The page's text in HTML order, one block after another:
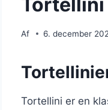
Af 6. december
Tortellini er en